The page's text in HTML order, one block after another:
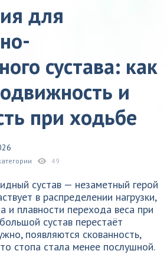
для
сустава: как
и
при ходьбе
49
сустав — незаметный герой
в распределении нагрузки,
и плавности перехода веса при
сустав перестаёт
появляются скованность,
стопа стала менее послушной.